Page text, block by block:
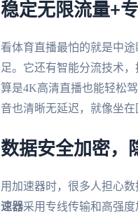
稳定无限流量+
看体育直播最怕的就是中途
足。它还有智能分流技术
算是4K高清直播也能轻松
音也清晰无延迟，就像坐在
数据安全加密，
用加速器时，很多人担心
速器采用专线传输和高强